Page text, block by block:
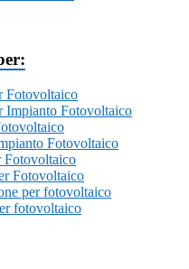
Fotovoltaico
Impianto Fotovoltaico
Fotovoltaico
Fotovoltaico
Fotovoltaico
per fotovoltaico
fotovoltaico